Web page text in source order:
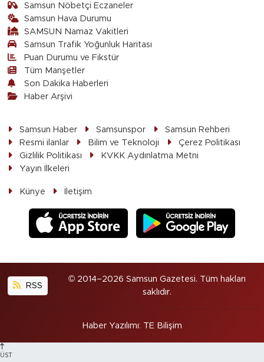
Samsun Nöbetçi Eczaneler
Samsun Hava Durumu
SAMSUN Namaz Vakitleri
Samsun Trafik Yoğunluk Haritası
Puan Durumu ve Fikstür
Tüm Manşetler
Son Dakika Haberleri
Haber Arşivi
Samsun Haber Samsunspor
Samsun Rehberi
Resmi ilanlar
Bilim ve Teknoloji
Çerez Politikası
Gizlilik Politikası
KVKK Aydınlatma Metni
Yayın İlkeleri
Künye İletişim
RSS
© 2014–2026 Samsun Gazetesi. Tüm hakları
saklıdır.
Haber Yazılımı: TE Bilişim
ÜST